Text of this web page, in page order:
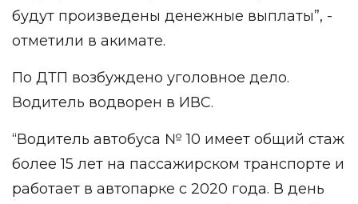
будут произведены денежные выплаты”, -
отметили в акимате.
По ДТП возбуждено уголовное дело.
Водитель водворен в ИВС.
“Водитель автобуса № 10 имеет общий стаж
более 15 лет на пассажирском транспорте и
работает в автопарке с 2020 года. В день